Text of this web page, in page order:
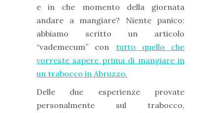
e in che momento della giornata
andare a mangiare? Niente panico:
abbiamo scritto un articolo
“vademecum” con tutto quello che
vorreste sapere prima di mangiare in
un trabocco in Abruzzo.
Delle due esperienze provate
personalmente sul trabocco,